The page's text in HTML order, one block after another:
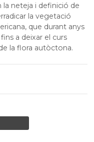
la neteja i definició de
la vegetació
que durant anys
a deixar el curs
la flora autòctona.